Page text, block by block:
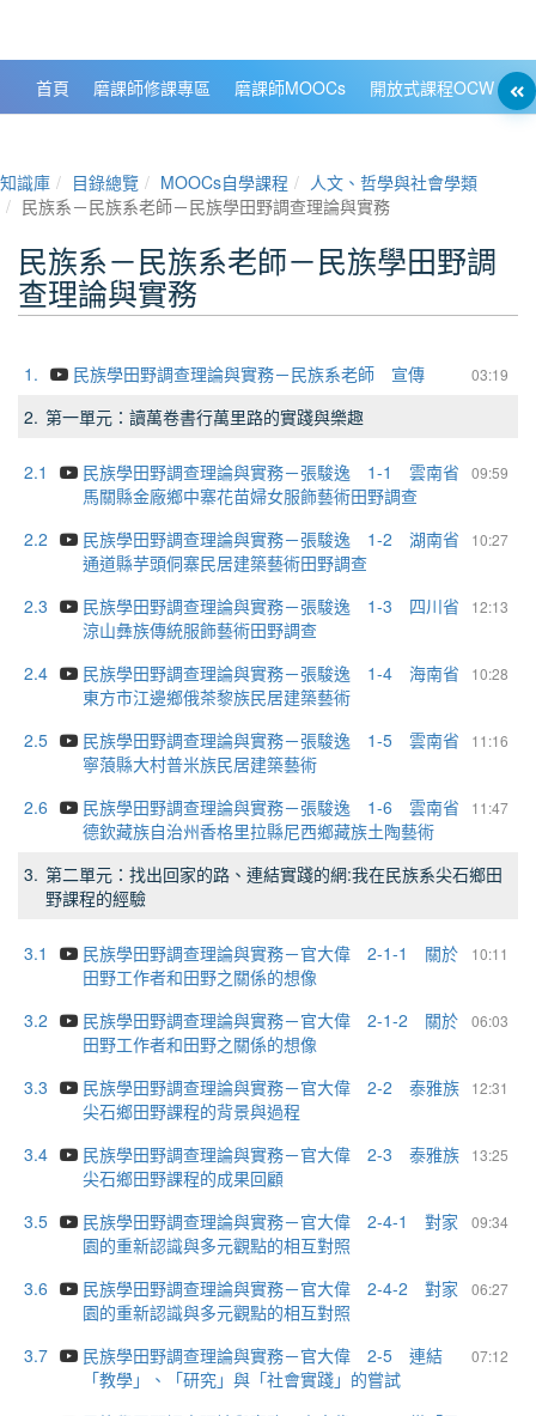
首頁 磨課師修課專區 磨課師MOOCs 開放式課程OCW
知識庫 目錄總覽 MOOCs自學課程
人文、哲學與社會學類
民族系－民族系老師－民族學田野調查理論與實務
民族系－民族系老師－民族學田野調
查理論與實務
1. 03:19
民族學田野調查理論與實務－民族系老師 宣傳
2. 第一單元：讀萬卷書行萬里路的實踐與樂趣
2.1 09:59
民族學田野調查理論與實務－張駿逸 1-1 雲南省
馬關縣金廠鄉中寨花苗婦女服飾藝術田野調查
2.2
10:27
民族學田野調查理論與實務－張駿逸 1-2 湖南省
通道縣芋頭侗寨民居建築藝術田野調查
2.3
12:13
民族學田野調查理論與實務－張駿逸 1-3 四川省
涼山彝族傳統服飾藝術田野調查
2.4
10:28
民族學田野調查理論與實務－張駿逸 1-4 海南省
東方市江邊鄉俄茶黎族民居建築藝術
2.5
11:16
民族學田野調查理論與實務－張駿逸 1-5 雲南省
寧蒗縣大村普米族民居建築藝術
2.6
11:47
民族學田野調查理論與實務－張駿逸 1-6 雲南省
德欽藏族自治州香格里拉縣尼西鄉藏族土陶藝術
3. 第二單元：找出回家的路、連結實踐的網:我在民族系尖石鄉田
野課程的經驗
3.1 10:11
民族學田野調查理論與實務－官大偉 2-1-1 關於
田野工作者和田野之關係的想像
3.2
06:03
民族學田野調查理論與實務－官大偉 2-1-2 關於
田野工作者和田野之關係的想像
3.3
12:31
民族學田野調查理論與實務－官大偉 2-2 泰雅族
尖石鄉田野課程的背景與過程
3.4
13:25
民族學田野調查理論與實務－官大偉 2-3 泰雅族
尖石鄉田野課程的成果回顧
3.5
09:34
民族學田野調查理論與實務－官大偉 2-4-1 對家
園的重新認識與多元觀點的相互對照
3.6
06:27
民族學田野調查理論與實務－官大偉 2-4-2 對家
園的重新認識與多元觀點的相互對照
3.7
07:12
民族學田野調查理論與實務－官大偉 2-5 連結
「教學」、「研究」與「社會實踐」的嘗試